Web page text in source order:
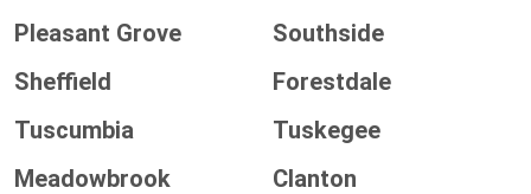
Pleasant Grove
Southside
Sheffield
Forestdale
Tuscumbia
Tuskegee
Meadowbrook
Clanton